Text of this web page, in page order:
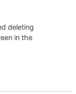
deleting
in the